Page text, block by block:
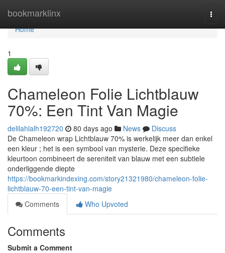
bookmarklinx
Home
Home
1
Chameleon Folie Lichtblauw
70%: Een Tint Van Magie
delilahlalh192720 80 days ago News
Discuss
De Chameleon wrap Lichtblauw 70% is werkelijk meer dan enkel
een kleur ; het is een symbool van mysterie. Deze specifieke
kleurtoon combineert de sereniteit van blauw met een subtiele
onderliggende diepte
https://bookmarkindexing.com/story21321980/chameleon-folie-
lichtblauw-70-een-tint-van-magie
Comments
Who Upvoted
Comments
Submit a Comment